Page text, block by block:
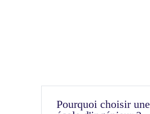
Pourquoi choisir une